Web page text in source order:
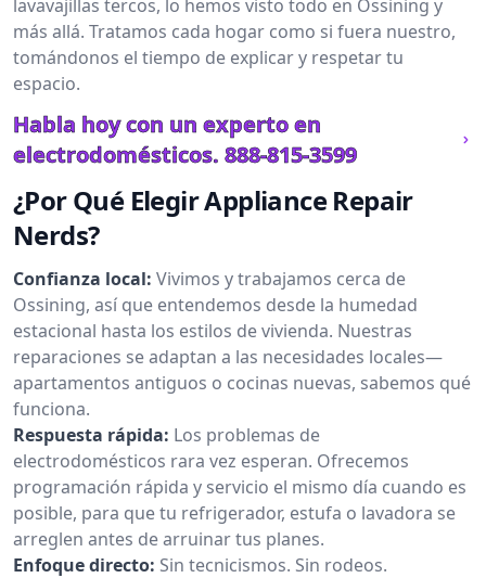
lavavajillas tercos, lo hemos visto todo en Ossining y
más allá. Tratamos cada hogar como si fuera nuestro,
tomándonos el tiempo de explicar y respetar tu
espacio.
Habla hoy con un experto en
electrodomésticos. 888-815-3599
¿Por Qué Elegir Appliance Repair
Nerds?
Confianza local: Vivimos y trabajamos cerca de
Ossining, así que entendemos desde la humedad
estacional hasta los estilos de vivienda. Nuestras
reparaciones se adaptan a las necesidades locales—
apartamentos antiguos o cocinas nuevas, sabemos qué
funciona.
Respuesta rápida: Los problemas de
electrodomésticos rara vez esperan. Ofrecemos
programación rápida y servicio el mismo día cuando es
posible, para que tu refrigerador, estufa o lavadora se
arreglen antes de arruinar tus planes.
Enfoque directo: Sin tecnicismos. Sin rodeos.